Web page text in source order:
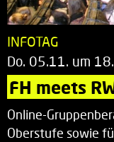
INFOTAG
Do. 05.11. um
FH meets
Online-
Oberstufe sowie